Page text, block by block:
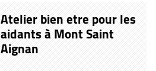
Atelier bien etre pour les
aidants à Mont Saint
Aignan